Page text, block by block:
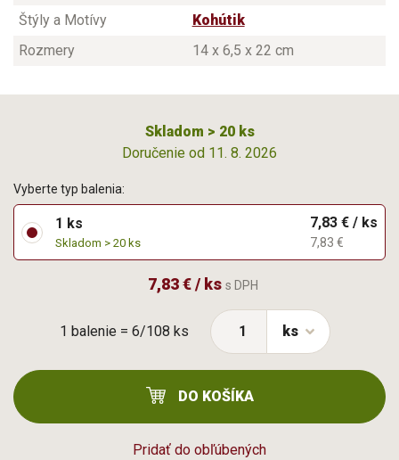
Štýly a Motívy
Kohútik
Rozmery
14 x 6,5 x 22 cm
Skladom > 20 ks
Doručenie od 11. 8. 2026
1 balenie = 6/108 ks
Pridať do obľúbených
Vyberte typ balenia:
1 ks
Skladom > 20 ks
7,83 € / ks
7,83 €
7,83 € / ks s DPH
ks
DO KOŠÍKA